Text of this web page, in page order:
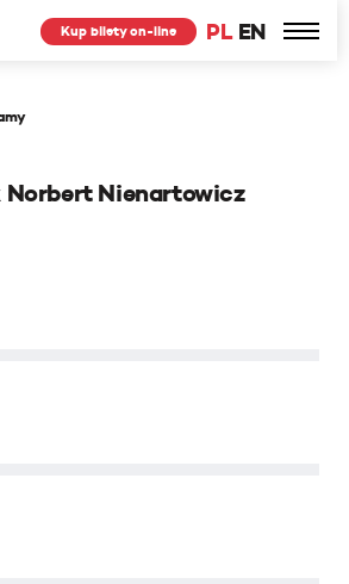
PL EN
Kup bilety on-line
Norbert Nienartowicz